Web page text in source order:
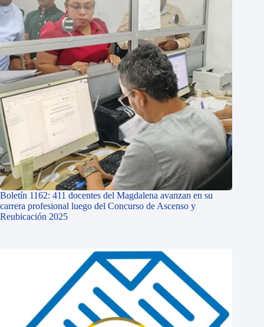
Boletín 1162: 411 docentes del Magdalena avanzan en su
carrera profesional luego del Concurso de Ascenso y
Reubicación 2025